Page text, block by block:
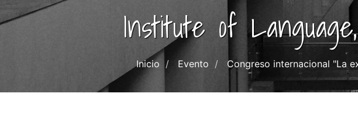
Institute of
Inicio Evento Congreso internacional "La